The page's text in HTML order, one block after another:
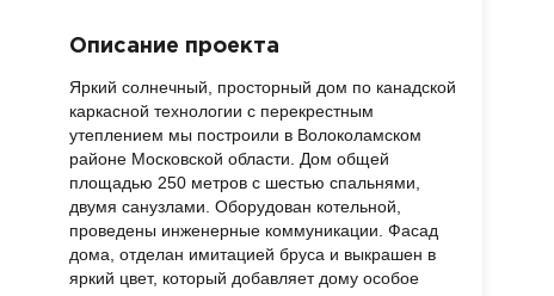
Описание проекта
Яркий солнечный, просторный дом по канадской
каркасной технологии с перекрестным
утеплением мы построили в Волоколамском
районе Московской области. Дом общей
площадью 250 метров с шестью спальнями,
двумя санузлами. Оборудован котельной,
проведены инженерные коммуникации. Фасад
дома, отделан имитацией бруса и выкрашен в
яркий цвет, который добавляет дому особое